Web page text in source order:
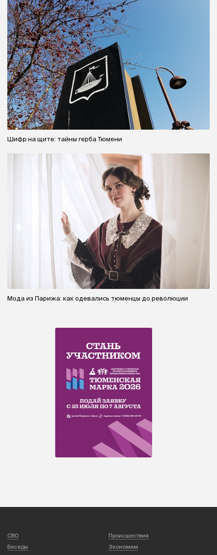
Шифр на щите: тайны герба Тюмени
Мода из Парижа: как одевались тюменцы до революции
СВО
Происшествия
Беседы
Экономим